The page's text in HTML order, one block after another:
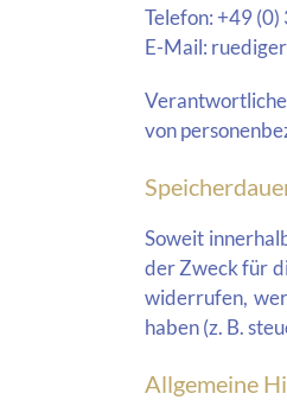
Telefon: +49
E-Mail:
von
Soweit
der Zweck für
widerrufen,
haben (z. B.
Allgemeine